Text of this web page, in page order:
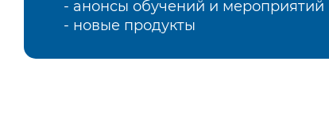
- анонсы обучений и мероприятий
- новые продукты